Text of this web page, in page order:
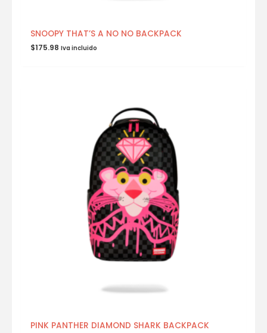
SNOOPY THAT’S A NO NO BACKPACK
$175.98 Iva incluido
PINK PANTHER DIAMOND SHARK BACKPACK